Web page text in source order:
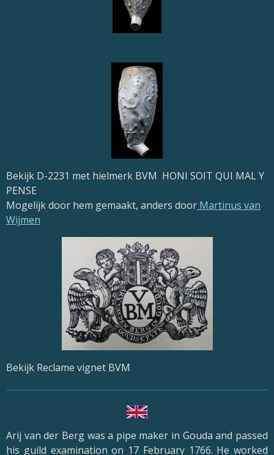
Bekijk D-2231 met hielmerk BVM HONI SOIT QUI MAL Y
PENSE
Mogelijk door hem gemaakt, anders door Martinus van
Wijmen
Bekijk Reclame vignet BVM
Arij van der Bergwas a pipe maker in Gouda and passed
his guild examination on 17 February 1766. He worked